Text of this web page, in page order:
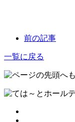
前の記事
一覧に戻る